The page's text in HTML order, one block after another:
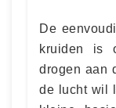
De
kruiden is
drogen aan
de lucht wil